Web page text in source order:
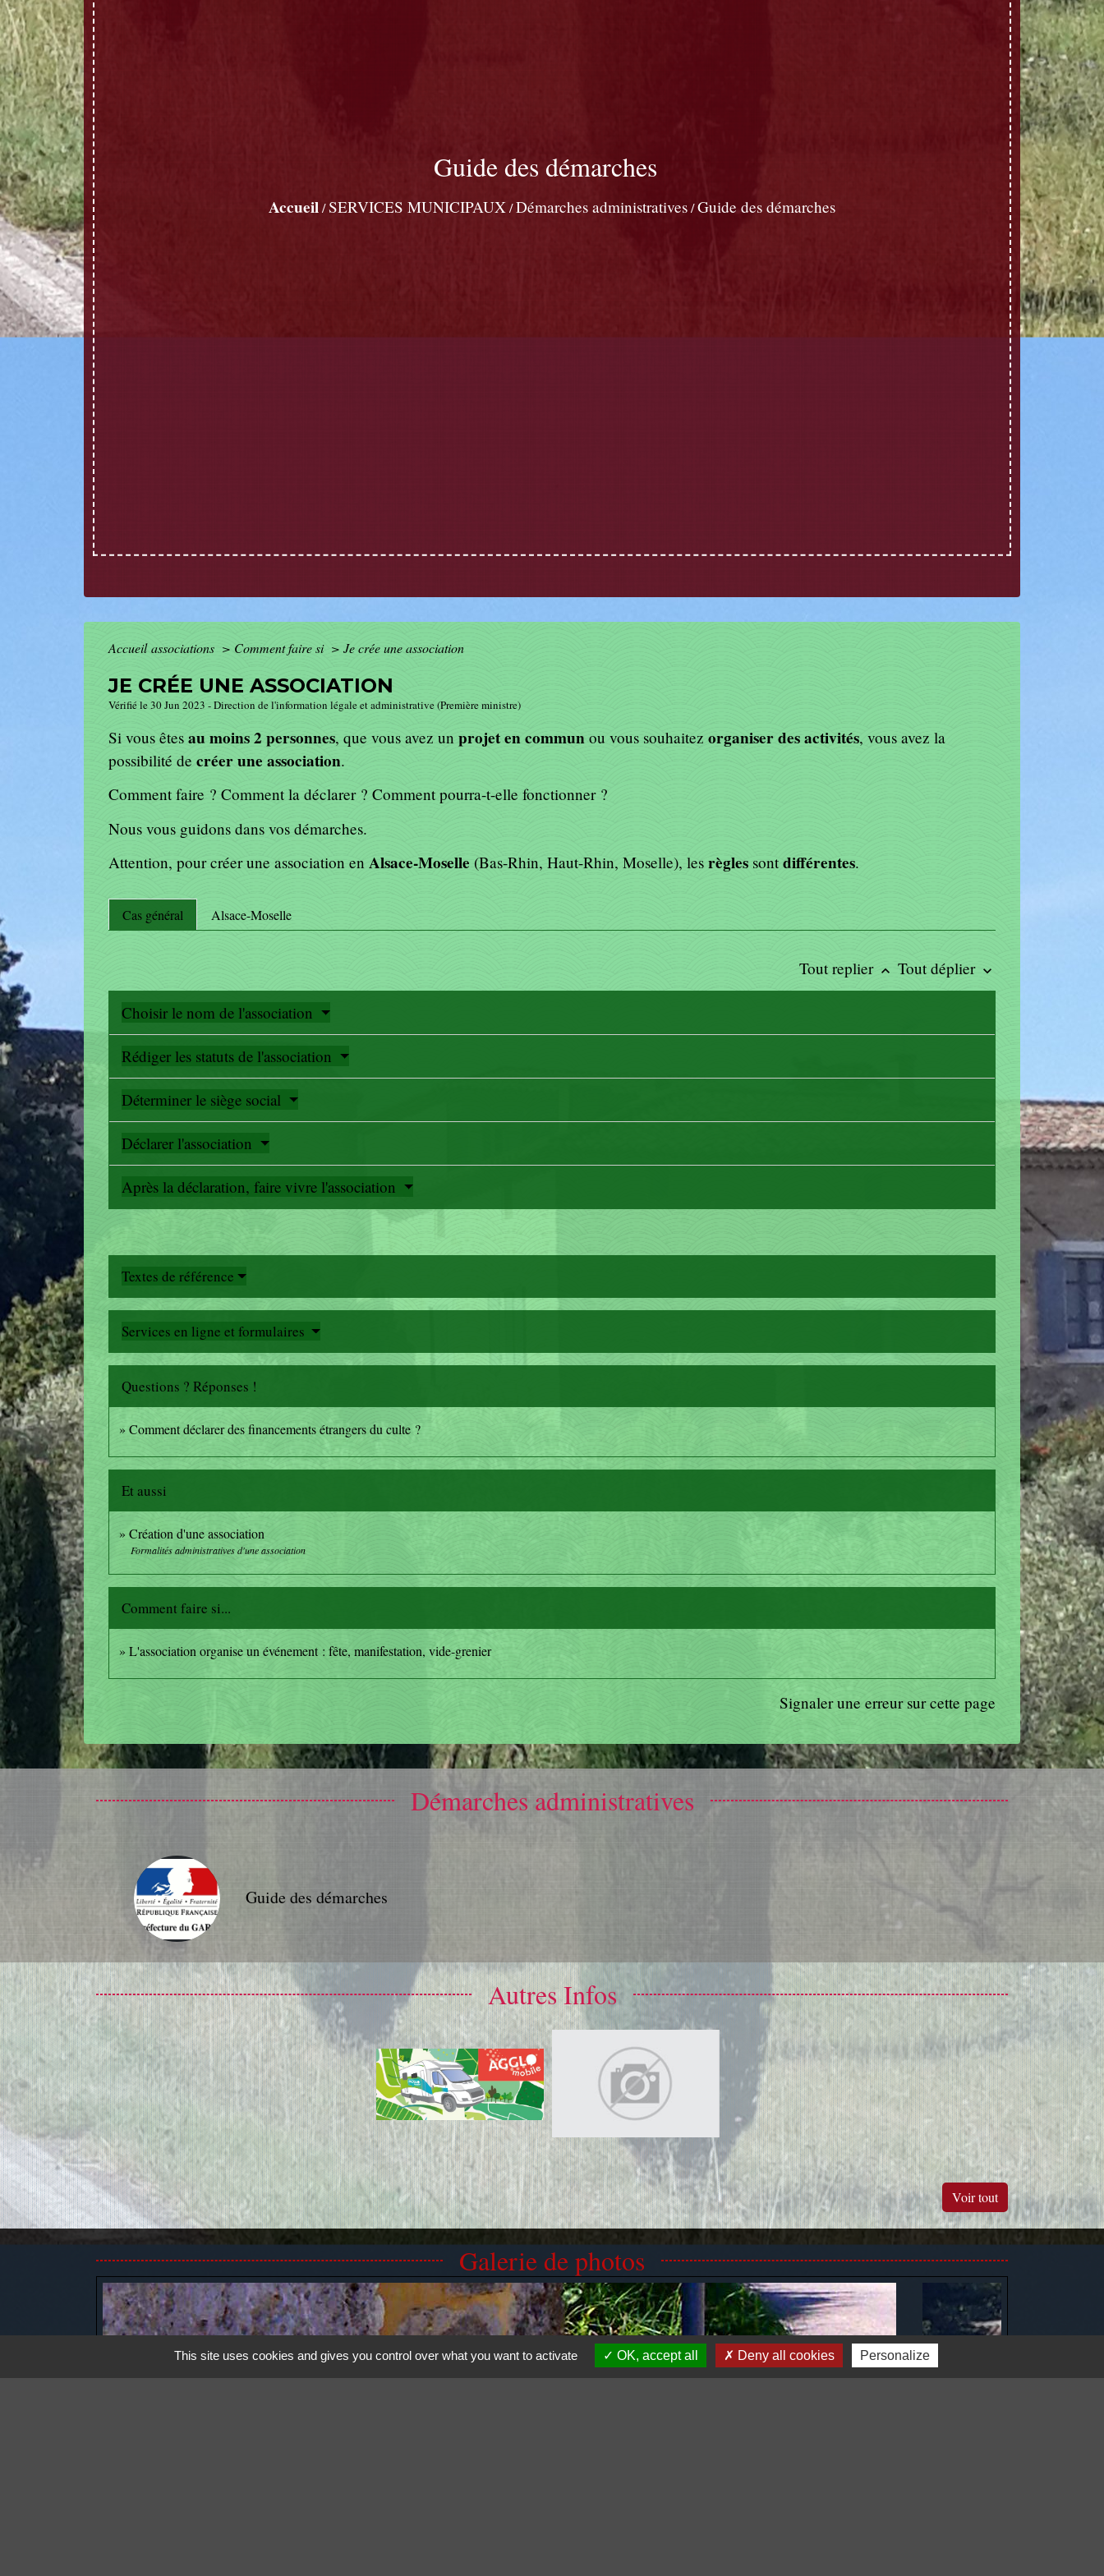
Guide des démarches
Accueil/SERVICES MUNICIPAUX/Démarches administratives/Guide des démarches
Accueil associations > Comment faire si > Je crée une association
JE CRÉE UNE ASSOCIATION
Vérifié le 30 Jun 2023 - Direction de l'information légale et administrative (Première ministre)
Si vous êtes au moins 2 personnes, que vous avez un projet en commun ou vous souhaitez organiser des activités, vous avez la
possibilité de créer une association.
Comment faire ? Comment la déclarer ? Comment pourra-t-elle fonctionner ?
Nous vous guidons dans vos démarches.
Attention, pour créer une association en Alsace-Moselle (Bas-Rhin, Haut-Rhin, Moselle), les règles sont différentes.
Cas général Alsace-Moselle
Tout replier keyboard_arrow_up Tout déplier keyboard_arrow_down
Choisir le nom de l'association
Rédiger les statuts de l'association
Déterminer le siège social
Déclarer l'association
Après la déclaration, faire vivre l'association
Textes de référence
Services en ligne et formulaires
Questions ? Réponses !
Comment déclarer des financements étrangers du culte ?
Et aussi
Création d'une association
Formalités administratives d'une association
Comment faire si...
L'association organise un événement : fête, manifestation, vide-grenier
Signaler une erreur sur cette page
Démarches administratives
Guide des démarches
Autres Infos
Voir tout
Galerie de photos
This site uses cookies and gives you control over what you want to activate OK, accept all Deny all cookies Personalize